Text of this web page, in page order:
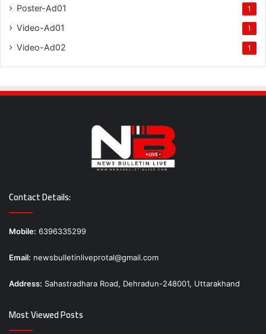
Poster-Ad01 1
Video-Ad01 1
Video-Ad02 1
Contact Details:
Mobile: 6396335299
Email: newsbulletinliveprotal@gmail.com
Address: Sahastradhara Road, Dehradun-248001, Uttarakhand
Most Viewed Posts